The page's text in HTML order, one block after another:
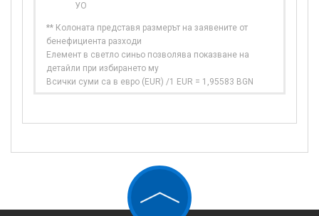
УО
** Колоната представя размерът на заявените от
бенефициента разходи
Елемент в светло синьо позволява показване на
детайли при избирането му
Всички суми са в евро (EUR) /1 EUR = 1,95583 BGN